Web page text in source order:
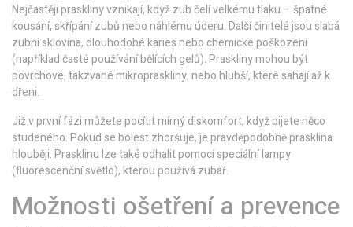
Nejčastěji praskliny vznikají, když zub čelí velkému tlaku – špatné
kousání, skřípání zubů nebo náhlému úderu. Další činitelé jsou slabá
zubní sklovina, dlouhodobé karies nebo chemické poškození
(například časté používání bělících gelů). Praskliny mohou být
povrchové, takzvané mikropraskliny, nebo hlubší, které sahají až k
dřeni.
Již v první fázi můžete pocítit mírný diskomfort, když pijete něco
studeného. Pokud se bolest zhoršuje, je pravděpodobně prasklina
hlouběji. Prasklinu lze také odhalit pomocí speciální lampy
(fluorescenční světlo), kterou používá zubař.
Možnosti ošetření a prevence